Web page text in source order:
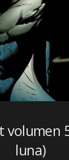
volumen
luna)